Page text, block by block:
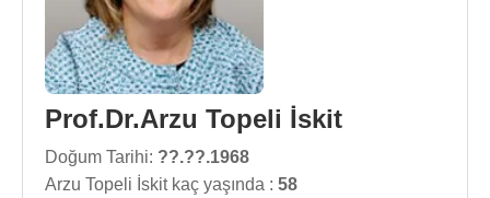
Prof.Dr.Arzu Topeli İskit
Doğum Tarihi: ??.??.1968
Arzu Topeli İskit kaç yaşında : 58